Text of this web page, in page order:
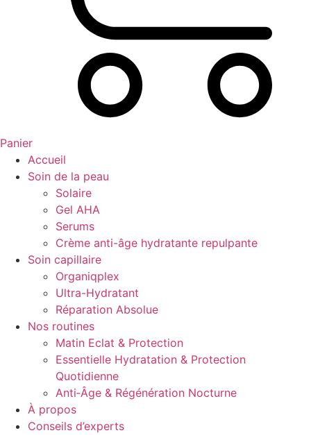
Panier
Accueil
Soin de la peau
Solaire
Gel AHA
Serums
Crème anti-âge hydratante repulpante
Soin capillaire
Organiqplex
Ultra-Hydratant
Réparation Absolue
Nos routines
Matin Eclat & Protection
Essentielle Hydratation & Protection
Quotidienne
Anti‑Âge & Régénération Nocturne
À propos
Conseils d’experts